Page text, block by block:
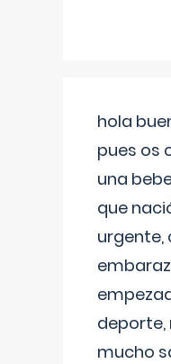
hola
pues os
una
que
urgente,
deporte,
mucho